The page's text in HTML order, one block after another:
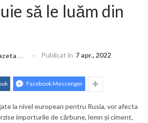
să le luăm din
Publicat în 7 apr., 2022
Facebook Messenger
la nivel european pentru Rusia, vor afecta
importurile de cărbune, lemn și ciment,